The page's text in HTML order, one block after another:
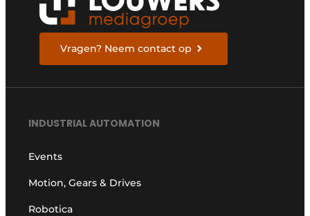
Vragen? Neem contact op
INDUSTRIAL AUTOMATION
Events
Motion, Gears & Drives
Robotica